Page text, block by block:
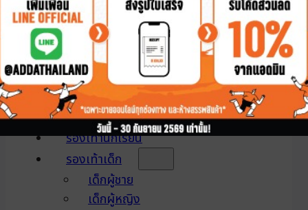
2Density
Pillow Foam
หัวโต
หุ้มส้น
แตะหนีบ
แบบสวม
รองเท้านักเรียน
รองเท้าเด็ก
เด็กผู้ชาย
เด็กผู้หญิง